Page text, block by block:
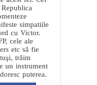
simpatiile
cu Victor.
cele ale
etc să fie
trăim
un instrument
puterea.